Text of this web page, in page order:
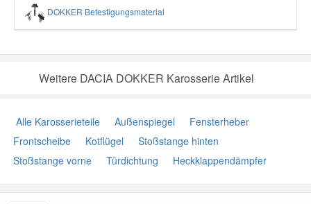
DOKKER Befestigungsmaterial
Weitere DACIA DOKKER Karosserie Artikel
Alle Karosserieteile Außenspiegel
Fensterheber
Frontscheibe
Kotflügel
Stoßstange hinten
Stoßstange vorne
Türdichtung Heckklappendämpfer